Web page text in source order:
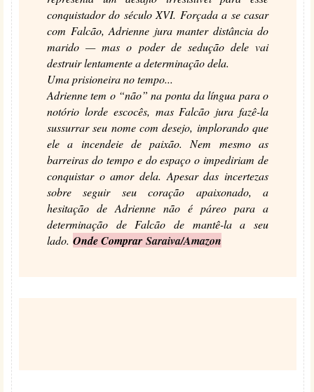
conquistador do século XVI. Forçada a se casar
com Falcão, Adrienne jura manter distância do
marido — mas o poder de sedução dele vai
destruir lentamente a determinação dela.
Uma prisioneira no tempo...
Adrienne tem o “não” na ponta da língua para o
notório lorde escocês, mas Falcão jura fazê-la
sussurrar seu nome com desejo, implorando que
ele a incendeie de paixão. Nem mesmo as
barreiras do tempo e do espaço o impediriam de
conquistar o amor dela. Apesar das incertezas
sobre seguir seu coração apaixonado, a
hesitação de Adrienne não é páreo para a
determinação de Falcão de mantê-la a seu
lado. Onde Comprar Saraiva/Amazon